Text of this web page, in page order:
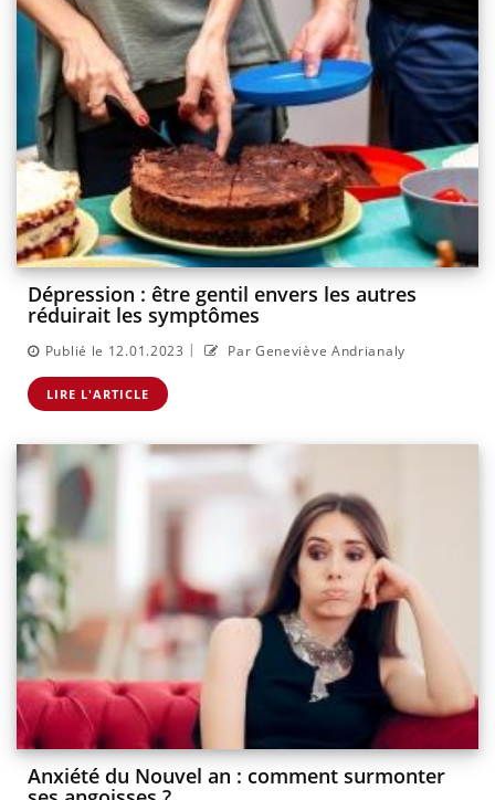
Dépression : être gentil envers les autres
réduirait les symptômes
Publié le 12.01.2023 | Par Geneviève Andrianaly
LIRE L'ARTICLE
Anxiété du Nouvel an : comment surmonter